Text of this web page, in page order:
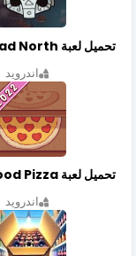
اندرويد
اندرويد